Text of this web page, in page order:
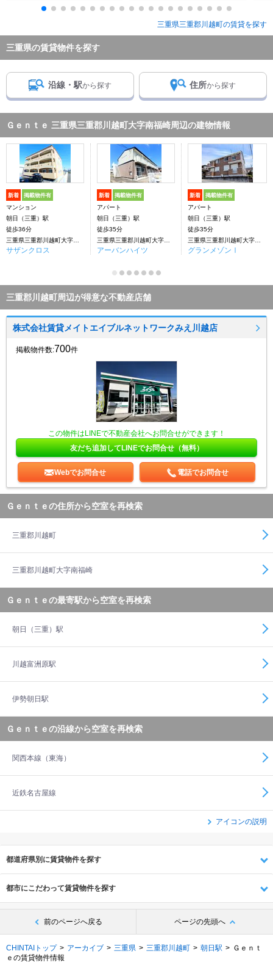
三重県三重郡川越町の賃貸を探す
三重県の賃貸物件を探す
沿線・駅から探す 住所から探す
Ｇｅｎｔｅ 三重県三重郡川越町大字南福崎周辺の建物情報
新着 掲載物件有
マンション
朝日（三重）駅
徒歩36分
サザンクロス
新着 掲載物件有
アパート
朝日（三重）駅
徒歩35分
アーバンハイツ
新着 掲載物件有
アパート
朝日（三重）駅
徒歩35分
グランメゾンⅠ
三重郡川越町周辺が得意な不動産店舗
株式会社賃貸メイトエイブルネットワークみえ川越店
掲載物件数:700件
この物件はLINEで不動産会社へお問合せができます！
友だち追加してLINEでお問合せ（無料）
Webでお問合せ 電話でお問合せ
Ｇｅｎｔｅの住所から空室を再検索
三重郡川越町
三重郡川越町大字南福崎
Ｇｅｎｔｅの最寄駅から空室を再検索
朝日（三重）駅
川越富洲原駅
伊勢朝日駅
Ｇｅｎｔｅの沿線から空室を再検索
関西本線（東海）
近鉄名古屋線
アイコンの説明
都道府県別に賃貸物件を探す
都市にこだわって賃貸物件を探す
前のページへ戻る ページの先頭へ
CHINTAIトップ アーカイブ 三重県 三重郡川越町 朝日駅
Ｇｅｎｔ
ｅの賃貸物件情報